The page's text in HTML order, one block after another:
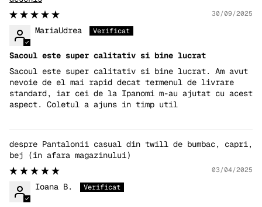
30/09/2025
MariaUdrea
Sacoul este super calitativ si bine lucrat
Sacoul este super calitativ si bine lucrat. Am avut
nevoie de el mai rapid decat termenul de livrare
standard, iar cei de la Ipanomi m-au ajutat cu acest
aspect. Coletul a ajuns in timp util
Pantalonii casual din twill de bumbac, capri,
bej
03/04/2025
Ioana B.